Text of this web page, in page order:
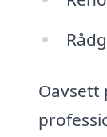
Oavsett